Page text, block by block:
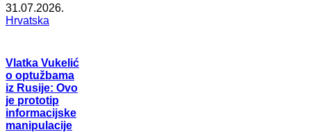
31.07.2026.
Hrvatska
Vlatka Vukelić
o optužbama
iz Rusije: Ovo
je prototip
informacijske
manipulacije